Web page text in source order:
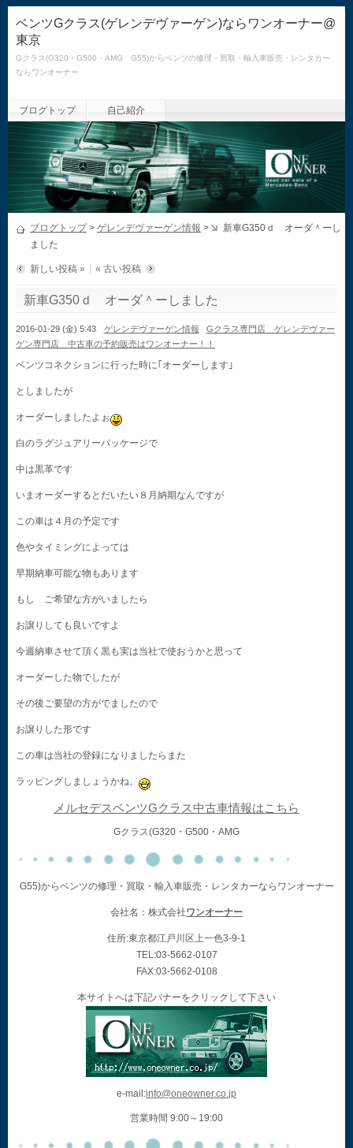
ベンツGクラス(ゲレンデヴァーゲン)ならワンオーナー@
東京
Gクラス(G320・G500・AMG G55)からベンツの修理・買取・輸入車販売・レンタカー
ならワンオーナー
ブログトップ 自己紹介
ブログトップ> ゲレンデヴァーゲン情報 >
新車G350ｄ オーダ＾ーし
ました
新しい投稿 » « 古い投稿
新車G350ｄ オーダ＾ーしました
2016-01-29 (金) 5:43 ゲレンデヴァーゲン情報
Gクラス専門店 ゲレンデヴァー
ゲン専門店 中古車の予約販売はワンオーナー！！
ベンツコネクションに行った時に｢オーダーします｣
としましたが
オーダーしましたよぉ
白のラグジュアリーパッケージで
中は黒革です
いまオーダーするとだいたい８月納期なんですが
この車は４月の予定です
色やタイミングによっては
早期納車可能な物もあります
もし ご希望な方がいましたら
お譲りしても良いですよ
今週納車させて頂く黒も実は当社で使おうかと思って
オーダーした物でしたが
その後ご要望の方がでましたので
お譲りした形です
この車は当社の登録になりましたらまた
ラッピングしましょうかね。
メルセデスベンツGクラス中古車情報はこちら
Gクラス(G320・G500・AMG
G55)からベンツの修理・買取・輸入車販売・レンタカーならワンオーナー
会社名：株式会社ワンオーナー
住所:東京都江戸川区上一色3-9-1
TEL:03-5662-0107
FAX:03-5662-0108
本サイトへは下記バナーをクリックして下さい
e-mail:info@oneowner.co.jp
営業時間 9:00～19:00